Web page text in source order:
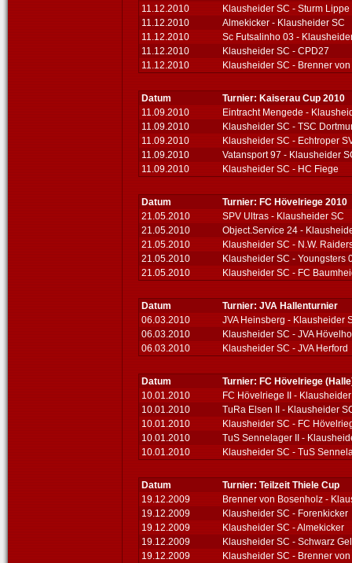
11.12.2010
Klausheider SC - Sturm Lippe
11.12.2010
Almekicker - Klausheider SC
11.12.2010
Sc Futsalinho 03 -
11.12.2010
Klausheider SC - CPD27
11.12.2010
Klausheider SC - Brenner
Datum
Turnier: Kaiserau Cup 2010
11.09.2010
Eintracht Mengede -
11.09.2010
Klausheider SC - TSC
11.09.2010
Klausheider SC - Echtroper
11.09.2010
Vatansport 97 - Klausheider
11.09.2010
Klausheider SC - HC Fiege
Datum
Turnier: FC Hövelriege 2010
21.05.2010
SPV Ultras - Klausheider SC
21.05.2010
Object.Service 24 -
21.05.2010
Klausheider SC - N.W.
21.05.2010
Klausheider SC - Youngsters
21.05.2010
Klausheider SC - FC
Datum
Turnier: JVA Hallenturnier
06.03.2010
JVA Heinsberg - Klausheider
06.03.2010
Klausheider SC - JVA
06.03.2010
Klausheider SC - JVA Herford
Datum
Turnier: FC Hövelriege
10.01.2010
FC Hövelriege II -
10.01.2010
TuRa Elsen II - Klausheider
10.01.2010
Klausheider SC - FC
10.01.2010
TuS Sennelager II -
10.01.2010
Klausheider SC - TuS
Datum
Turnier: Teilzeit Thiele Cup
19.12.2009
Brenner von Bosenholz -
19.12.2009
Klausheider SC - Forenkicker
19.12.2009
Klausheider SC - Almekicker
19.12.2009
Klausheider SC - Schwarz
19.12.2009
Klausheider SC - Brenner